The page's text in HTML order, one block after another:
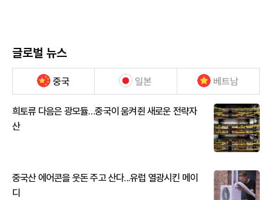
글로벌 뉴스
중국 일본 베트남
희토류 다음은 광모듈…중국이 움켜쥔 새로운 전략자
산
중국산 에어콘을 웃돈 주고 산다...유럽 열광시킨 메이
디